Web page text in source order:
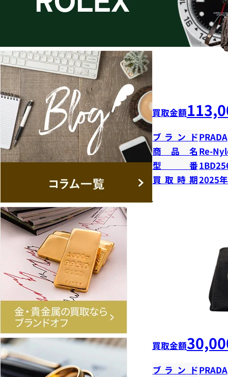
買取金額
ブランドPRADA
商品名 Re-
型番
買取時期2025
買取金額
ブランドPRADA